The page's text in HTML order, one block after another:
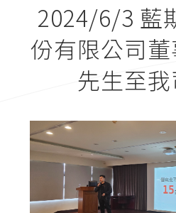
2024/6/3 藍
份有限公司
先生至